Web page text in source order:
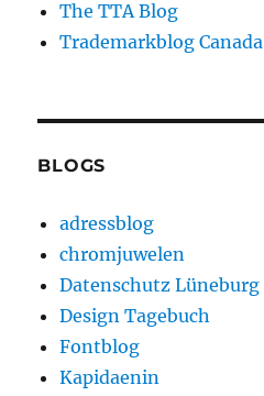
The TTA Blog
Trademarkblog Canada
BLOGS
adressblog
chromjuwelen
Datenschutz Lüneburg
Design Tagebuch
Fontblog
Kapidaenin